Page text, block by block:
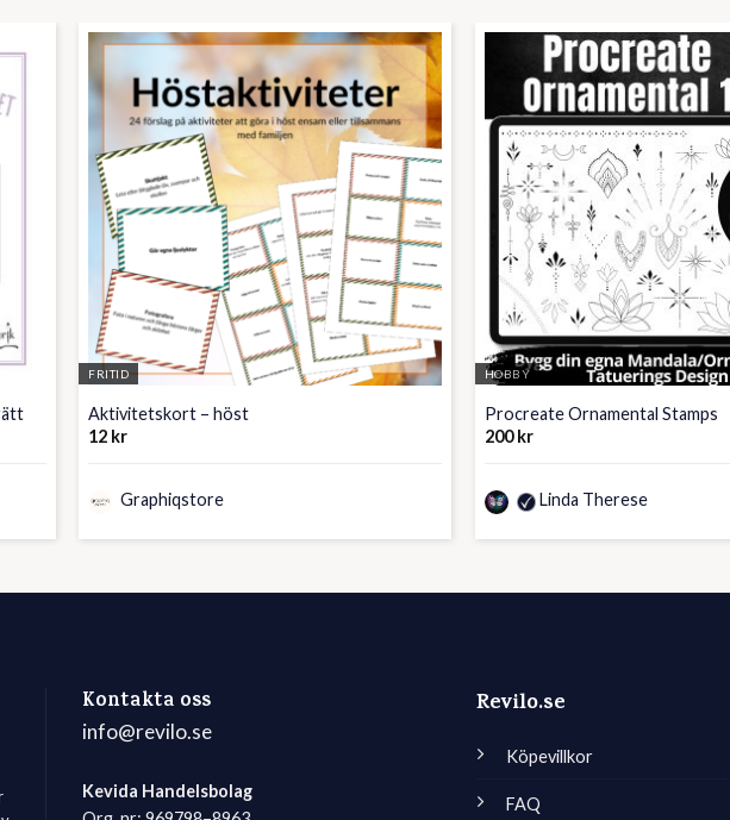
FRITID
Aktivitetskort – höst
12 kr
Graphiqstore
HOBBY
Procreate Ornamental Stamps
200kr
Linda Therese
Kontakta oss
info@revilo.se
Kevida Handelsbolag
Revilo.se
Köpevillkor
FAQ